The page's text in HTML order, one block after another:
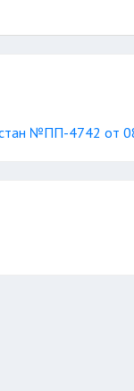
№ПП-4742 от